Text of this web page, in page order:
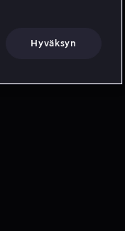
Hyväksyn